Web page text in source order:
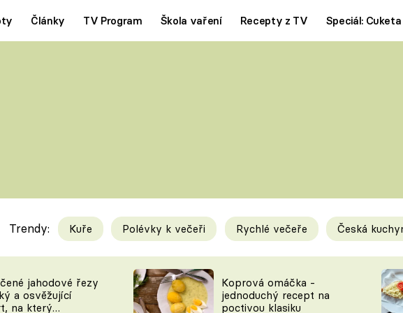
Články TV Program Škola vaření Recepty z TV Speciál: Cuketa
VAŘÍ ŠÉF!
Tipy a triky
KAM ZA JÍDLEM
Trendy: Kuře Polévky k večeři Rychlé večeře Česká
jahodové řezy
a osvěžující
na který
Koprová omáčka -
jednoduchý recept na
poctivou klasiku